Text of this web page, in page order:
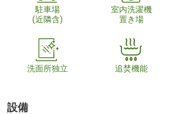
駐車場
(近隣含)
室内洗濯機
置き場
洗面所独立 追焚機能
設備